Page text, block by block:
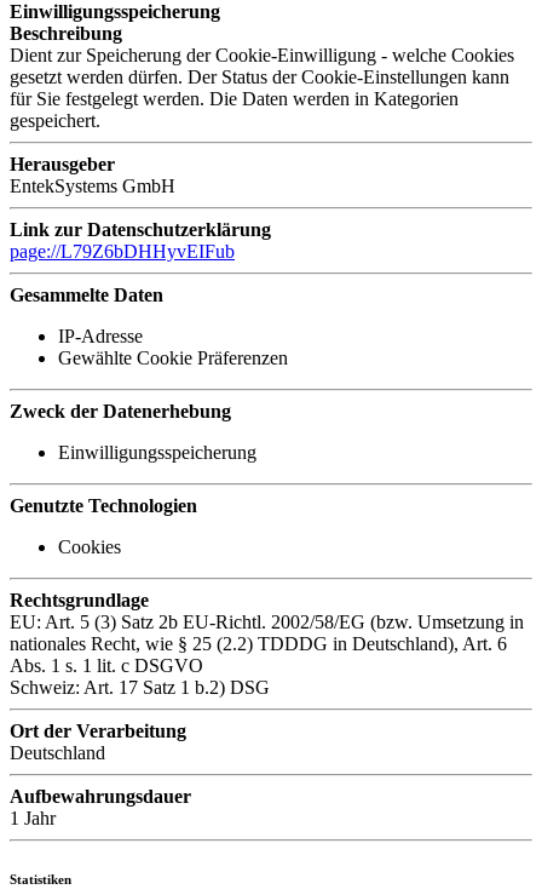
Einwilligungsspeicherung
Beschreibung
Dient zur Speicherung der Cookie-Einwilligung - welche Cookies
gesetzt werden dürfen. Der Status der Cookie-Einstellungen kann
für Sie festgelegt werden. Die Daten werden in Kategorien
gespeichert.
Herausgeber
EntekSystems GmbH
Link zur Datenschutzerklärung
page://L79Z6bDHHyvEIFub
Gesammelte Daten
IP-Adresse
Gewählte Cookie Präferenzen
Zweck der Datenerhebung
Einwilligungsspeicherung
Genutzte Technologien
Cookies
Rechtsgrundlage
EU: Art. 5 (3) Satz 2b EU-Richtl. 2002/58/EG (bzw. Umsetzung in
nationales Recht, wie § 25 (2.2) TDDDG in Deutschland), Art. 6
Abs. 1 s. 1 lit. c DSGVO
Schweiz: Art. 17 Satz 1 b.2) DSG
Ort der Verarbeitung
Deutschland
Aufbewahrungsdauer
1 Jahr
Statistiken